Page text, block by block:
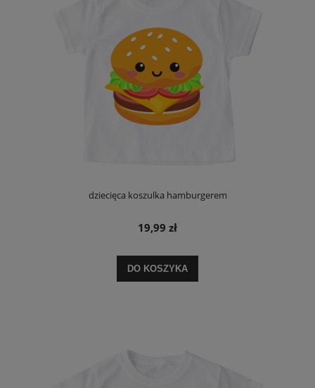
dziecięca koszulka hamburgerem
19,99 zł
DO KOSZYKA